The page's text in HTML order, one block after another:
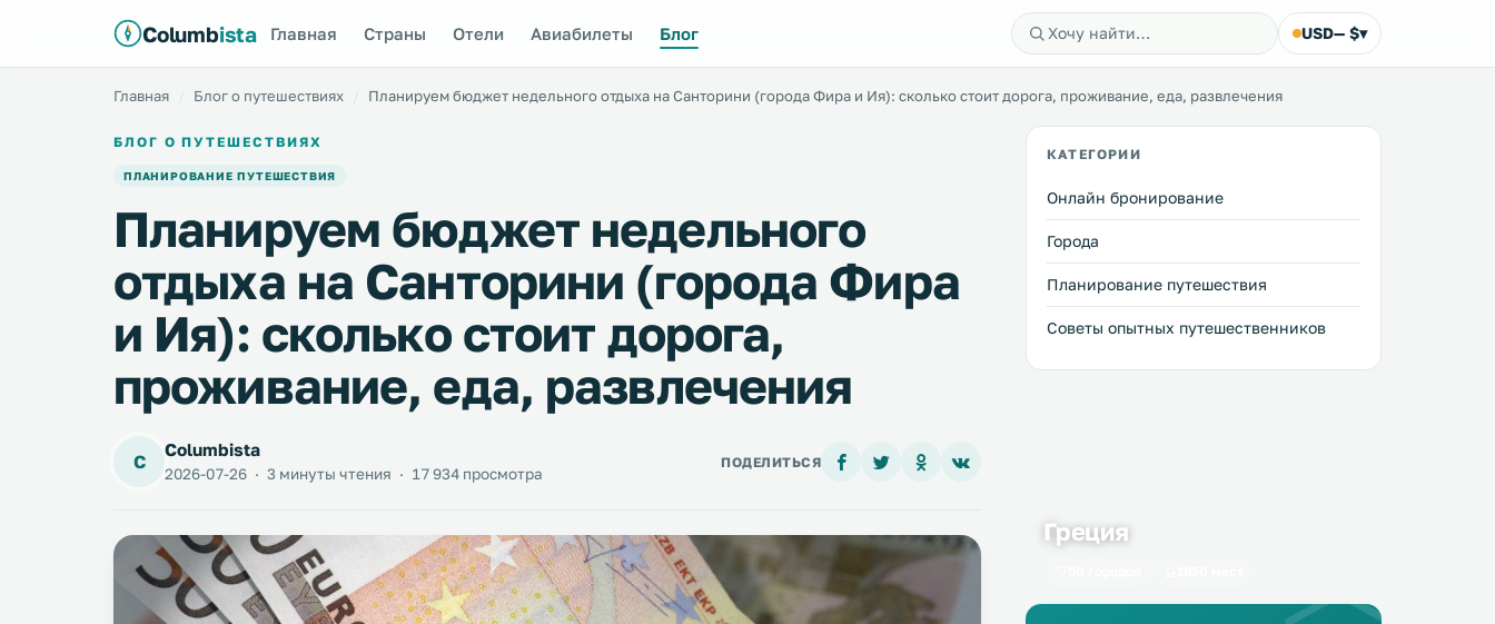
Columbista Главная Страны Отели Авиабилеты Блог USD— $▾
Главная Блог о путешествиях Планируем бюджет недельного отдыха на Санторини (города Фира и Ия): сколько стоит дорога, проживание, еда, развлечения
БЛОГ О ПУТЕШЕСТВИЯХ
ПЛАНИРОВАНИЕ ПУТЕШЕСТВИЯ
Планируем бюджет недельного
отдыха на Санторини (города Фира
и Ия): сколько стоит дорога,
проживание, еда, развлечения
C
Columbista
2026-07-26 · 3 минуты чтения · 17 934 просмотра
ПОДЕЛИТЬСЯ
КАТЕГОРИИ
Онлайн бронирование
Города
Планирование путешествия
Советы опытных путешественников
Греция